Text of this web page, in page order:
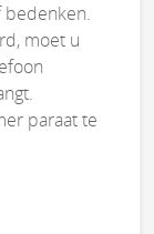
bedenken.
moet u
paraat te